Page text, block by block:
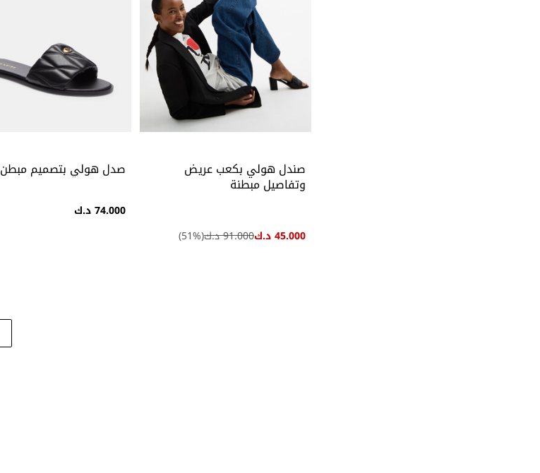
صندل هولي بكعب عريض
وتفاصيل مبطنة
45.000 د.ك 91.000 د.ك (
51%)
صدل هولي بتصميم مبطن
74.000 د.ك